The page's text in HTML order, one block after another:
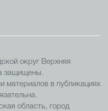
округ Верхняя
защищены.
материалов в публикациях
область, город